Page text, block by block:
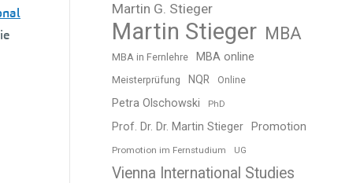
Martin G. Stieger
Martin Stieger MBA
MBA in Fernlehre MBA online
Meisterprüfung NQR Online
Petra Olschowski PhD
Prof. Dr. Dr. Martin Stieger Promotion
Promotion im Fernstudium UG
Vienna International Studies